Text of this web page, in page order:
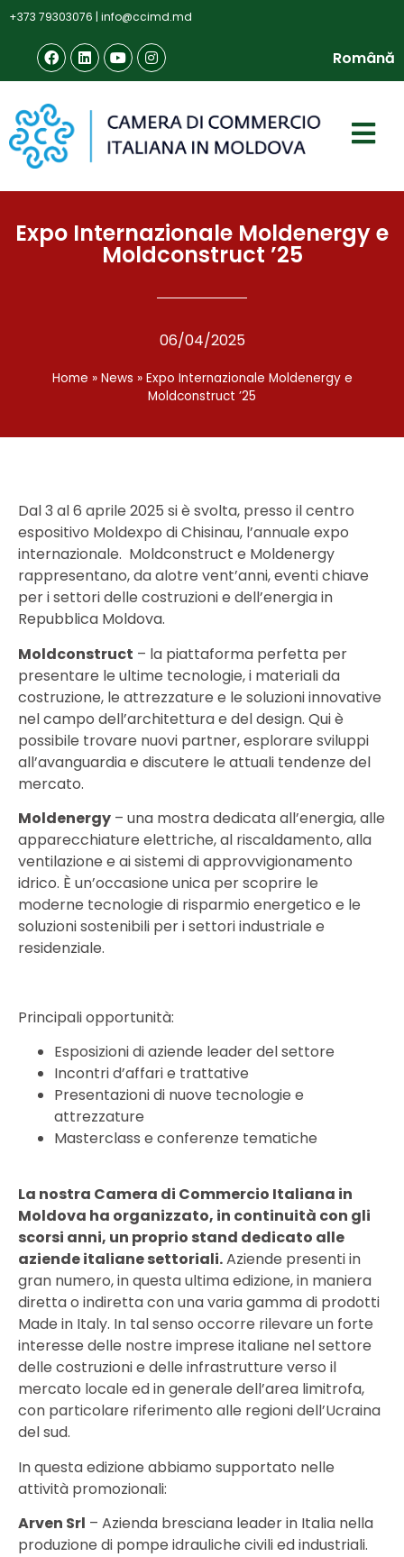
+373 79303076 | info@ccimd.md
Română
Expo Internazionale Moldenergy e
Moldconstruct ’25
06/04/2025
Home » News » Expo Internazionale Moldenergy e
Moldconstruct ’25
Dal 3 al 6 aprile 2025 si è svolta, presso il centro
espositivo Moldexpo di Chisinau, l’annuale expo
internazionale. Moldconstruct e Moldenergy
rappresentano, da alotre vent’anni, eventi chiave
per i settori delle costruzioni e dell’energia in
Repubblica Moldova.
Moldconstruct – la piattaforma perfetta per
presentare le ultime tecnologie, i materiali da
costruzione, le attrezzature e le soluzioni innovative
nel campo dell’architettura e del design. Qui è
possibile trovare nuovi partner, esplorare sviluppi
all’avanguardia e discutere le attuali tendenze del
mercato.
Moldenergy – una mostra dedicata all’energia, alle
apparecchiature elettriche, al riscaldamento, alla
ventilazione e ai sistemi di approvvigionamento
idrico. È un’occasione unica per scoprire le
moderne tecnologie di risparmio energetico e le
soluzioni sostenibili per i settori industriale e
residenziale.
Principali opportunità:
Esposizioni di aziende leader del settore
Incontri d’affari e trattative
Presentazioni di nuove tecnologie e
attrezzature
Masterclass e conferenze tematiche
La nostra Camera di Commercio Italiana in
Moldova ha organizzato, in continuità con gli
scorsi anni, un proprio stand dedicato alle
aziende italiane settoriali.Aziende presenti in
gran numero, in questa ultima edizione, in maniera
diretta o indiretta con una varia gamma di prodotti
Made in Italy. In tal senso occorre rilevare un forte
interesse delle nostre imprese italiane nel settore
delle costruzioni e delle infrastrutture verso il
mercato locale ed in generale dell’area limitrofa,
con particolare riferimento alle regioni dell’Ucraina
del sud.
In questa edizione abbiamo supportato nelle
attività promozionali:
Arven Srl – Azienda bresciana leader in Italia nella
produzione di pompe idrauliche civili ed industriali.